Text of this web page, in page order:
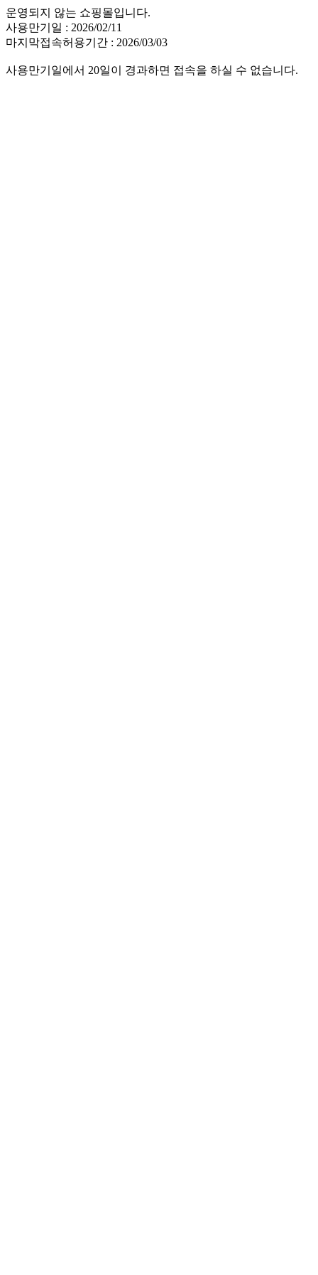
운영되지 않는 쇼핑몰입니다.
사용만기일 : 2026/02/11
마지막접속허용기간 : 2026/03/03
사용만기일에서 20일이 경과하면 접속을 하실 수 없습니다.